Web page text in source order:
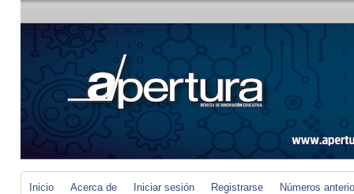
Inicio Acerca de Iniciar sesión Registrarse Números